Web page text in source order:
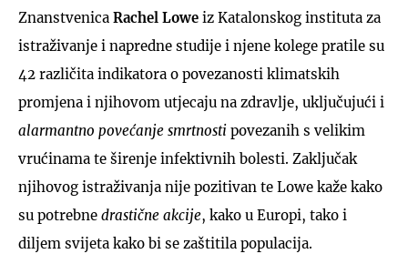
Znanstvenica Rachel Lowe iz Katalonskog instituta za
istraživanje i napredne studije i njene kolege pratile su
42 različita indikatora o povezanosti klimatskih
promjena i njihovom utjecaju na zdravlje, uključujući i
alarmantno povećanje smrtnosti povezanih s velikim
vrućinama te širenje infektivnih bolesti. Zaključak
njihovog istraživanja nije pozitivan te Lowe kaže kako
su potrebne drastične akcije, kako u Europi, tako i
diljem svijeta kako bi se zaštitila populacija.